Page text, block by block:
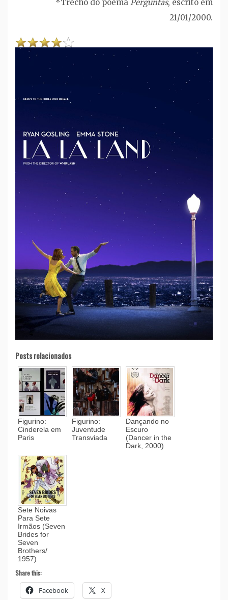
*Trecho do poema Perguntas, escrito em
21/01/2000.
Posts relacionados
Figurino:
Cinderela em
Paris
Figurino:
Juventude
Transviada
Dançando no
Escuro
(Dancer in the
Dark, 2000)
Sete Noivas
Para Sete
Irmãos (Seven
Brides for
Seven
Brothers/
1957)
Share this:
Facebook X